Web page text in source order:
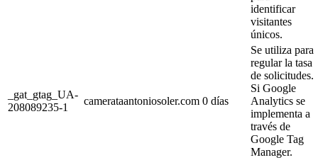
identificar
visitantes
únicos.
_gat_gtag_UA-
208089235-1
camerataantoniosoler.com 0 días
Se utiliza para
regular la tasa
de solicitudes.
Si Google
Analytics se
implementa a
través de
Google Tag
Manager.